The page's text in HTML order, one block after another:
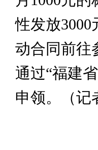
性发放
动合同前往
通过“福建
申领。（记